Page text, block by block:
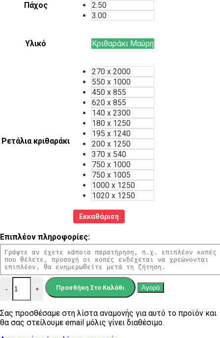
Πάχος
2.50
3.00
Υλικό Κριθαράκι Μαύρη
Ρετάλια κριθαράκι
270 x 2000
550 x 1000
450 x 855
620 x 855
140 x 2300
180 x 1250
195 x 1240
200 x 1250
370 x 540
750 x 1000
750 x 1005
1000 x 1250
1020 x 1250
Εκκαθάριση
Επιπλέον πληροφορίες:
-
Ρετάλια Κριθαράκι μαύρα ποσότητα
+ Προσθήκη Στο Καλάθι Αγορά
Σας προσθέσαμε στη λίστα αναμονής για αυτό το προϊόν και
θα σας στείλουμε email μόλις γίνει διαθέσιμο.